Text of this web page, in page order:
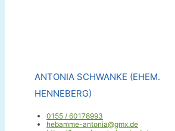
ANTONIA SCHWANKE (EHEM.
HENNEBERG)
0155 / 60178993
hebamme-antonia@gmx.de